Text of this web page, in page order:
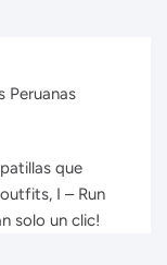
Peruanas
que
I – Run
solo un clic!